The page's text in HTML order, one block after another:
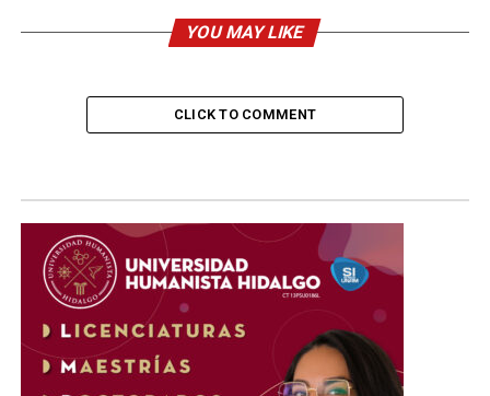
YOU MAY LIKE
CLICK TO COMMENT